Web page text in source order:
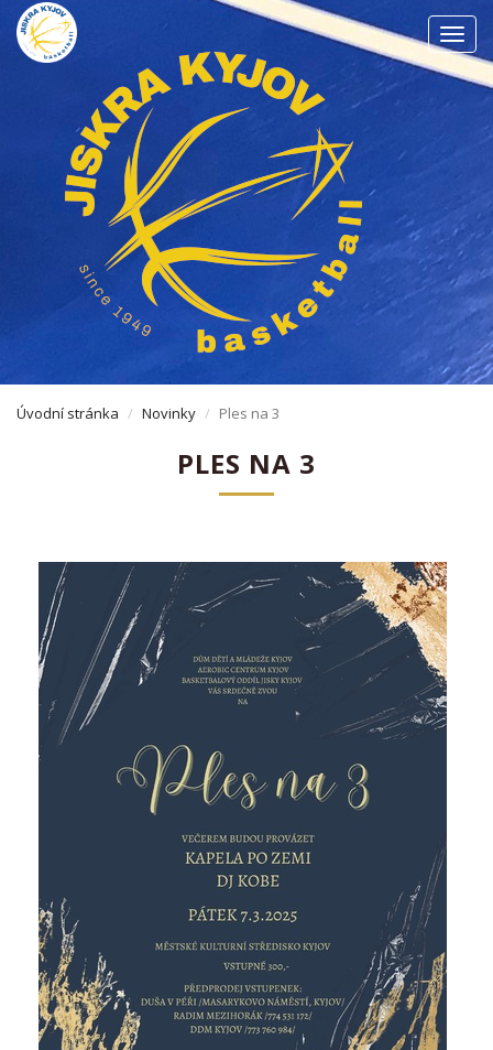
Úvodní stránka Novinky Ples na 3
PLES NA 3